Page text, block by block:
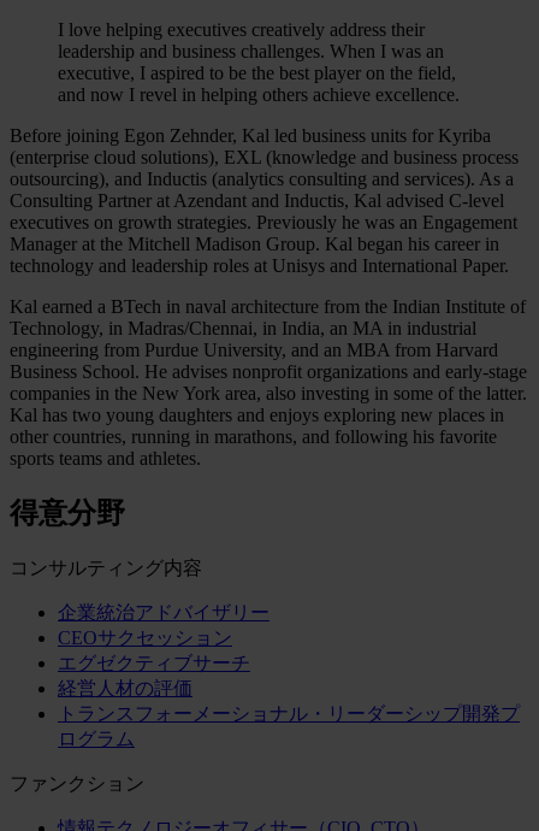
I love helping executives creatively address their
leadership and business challenges. When I was an
executive, I aspired to be the best player on the field,
and now I revel in helping others achieve excellence.
Before joining Egon Zehnder, Kal led business units for Kyriba
(enterprise cloud solutions), EXL (knowledge and business process
outsourcing), and Inductis (analytics consulting and services). As a
Consulting Partner at Azendant and Inductis, Kal advised C-level
executives on growth strategies. Previously he was an Engagement
Manager at the Mitchell Madison Group. Kal began his career in
technology and leadership roles at Unisys and International Paper.
Kal earned a BTech in naval architecture from the Indian Institute of
Technology, in Madras/Chennai, in India, an MA in industrial
engineering from Purdue University, and an MBA from Harvard
Business School. He advises nonprofit organizations and early-stage
companies in the New York area, also investing in some of the latter.
Kal has two young daughters and enjoys exploring new places in
other countries, running in marathons, and following his favorite
sports teams and athletes.
得意分野
コンサルティング内容
企業統治アドバイザリー
CEOサクセッション
エグゼクティブサーチ
経営人材の評価
トランスフォーメーショナル・リーダーシップ開発プ
ログラム
ファンクション